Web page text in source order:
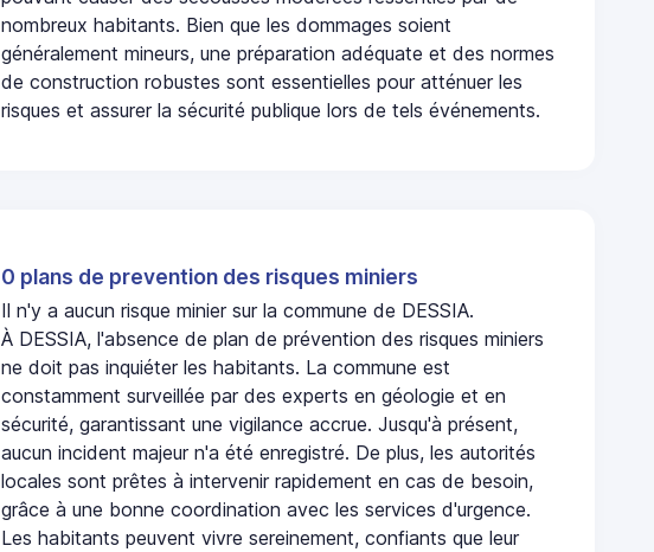
nombreux habitants. Bien que les dommages soient
généralement mineurs, une préparation adéquate et des normes
de construction robustes sont essentielles pour atténuer les
risques et assurer la sécurité publique lors de tels événements.
0 plans de prevention des risques miniers
Il n'y a aucun risque minier sur la commune de DESSIA.
À DESSIA, l'absence de plan de prévention des risques miniers
ne doit pas inquiéter les habitants. La commune est
constamment surveillée par des experts en géologie et en
sécurité, garantissant une vigilance accrue. Jusqu'à présent,
aucun incident majeur n'a été enregistré. De plus, les autorités
locales sont prêtes à intervenir rapidement en cas de besoin,
grâce à une bonne coordination avec les services d'urgence.
Les habitants peuvent vivre sereinement, confiants que leur